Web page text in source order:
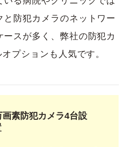
防犯カメラのネットワー
ースが多く、弊社の防犯カ
プションも人気です。
素防犯カメラ4台設